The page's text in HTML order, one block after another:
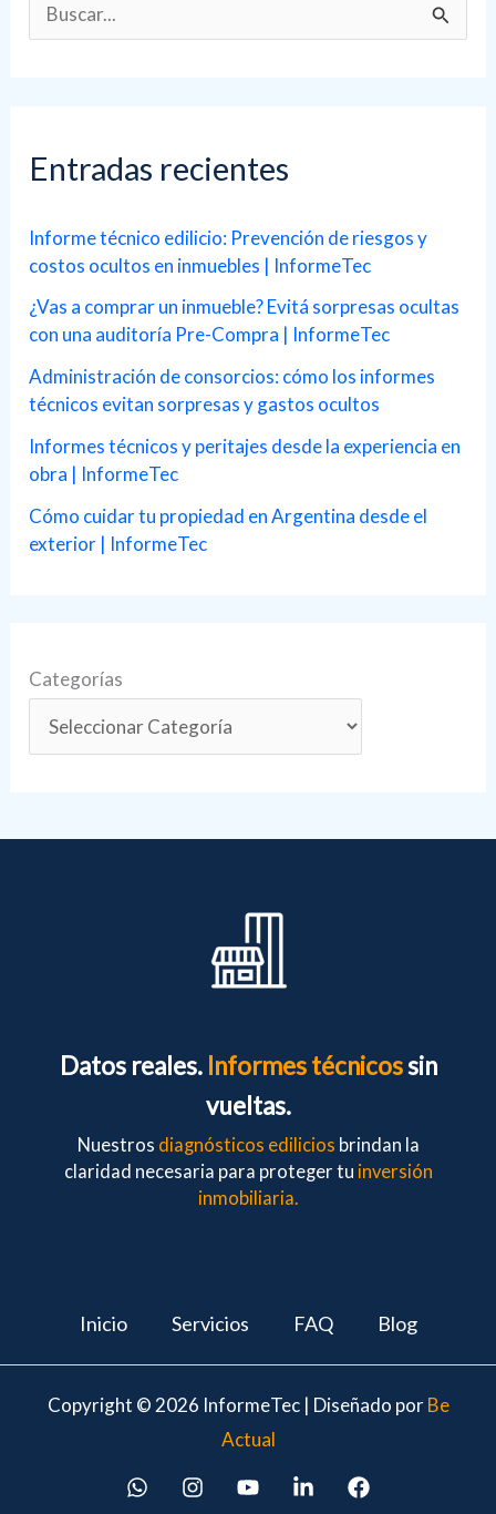
u
a
p
o
r
:
Entradas recientes
Informe técnico edilicio: Prevención de riesgos y
costos ocultos en inmuebles | InformeTec
¿Vas a comprar un inmueble? Evitá sorpresas ocultas
con una auditoría Pre-Compra | InformeTec
Administración de consorcios: cómo los informes
técnicos evitan sorpresas y gastos ocultos
Informes técnicos y peritajes desde la experiencia en
obra | InformeTec
Cómo cuidar tu propiedad en Argentina desde el
exterior | InformeTec
Categorías
Datos reales. Informes técnicossin
vueltas.
Nuestros diagnósticos edilicios brindan la
claridad necesaria para proteger tu inversión
inmobiliaria.
Inicio Servicios FAQ Blog
Copyright © 2026 InformeTec | Diseñado por Be
Actual